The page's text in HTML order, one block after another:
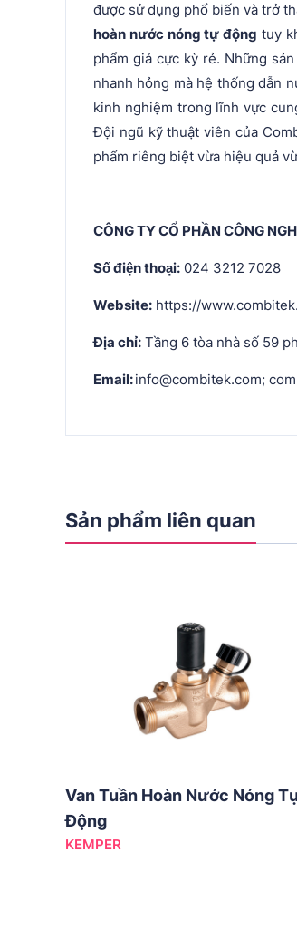
được sử dụng phổ biến và trở
hoàn nước nóng tự động tuy
phẩm giá cực kỳ rẻ. Những
nhanh hỏng mà hệ thống dẫn
kinh nghiệm trong lĩnh vực
Đội ngũ kỹ thuật viên của
phẩm riêng biệt vừa hiệu quả
CÔNG TY CỔ PHẦN CÔNG
Số điện thoại: 024 3212 7028
Website: https://
Địa chỉ: Tầng 6 tòa nhà số 59
Email:info@combitek.com;
Sản phẩm liên quan
Van Tuần Hoàn Nước Nóng
Động
KEMPER